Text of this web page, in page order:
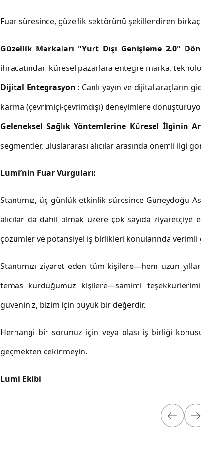
Fuar süresince, güzellik sektörünü şekillendiren
Güzellik Markaları "Yurt Dışı Genişleme 2.0"
ihracatından küresel pazarlara entegre marka,
Dijital Entegrasyon : Canlı yayın ve dijital araçların
karma (çevrimiçi-çevrimdışı) deneyimlere
Geleneksel Sağlık Yöntemlerine Küresel İlginin
segmentler, uluslararası alıcılar arasında önemli ilgi
Lumi’nin Fuar Vurguları:
Stantımız, üç günlük etkinlik süresince Güneydoğu
alıcılar da dahil olmak üzere çok sayıda
çözümler ve potansiyel iş birlikleri konularında
Stantımızı ziyaret eden tüm kişilere—hem uzun
temas kurduğumuz kişilere—samimi
güveniniz, bizim için büyük bir değerdir.
Herhangi bir sorunuz için veya olası iş birliği
geçmekten çekinmeyin.
Lumi Ekibi